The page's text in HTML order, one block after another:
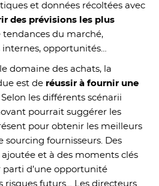
et données récoltées avec
des prévisions les plus
du marché,
opportunités…
domaine des achats, la
est de réussir à fournir une
. Selon les différents scénarii
pourrait suggérer les
pour obtenir les meilleurs
sourcing fournisseurs. Des
et à des moments clés
d’une opportunité
risques futurs… Les directeurs